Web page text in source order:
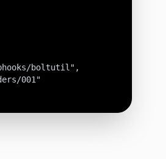
boltutil",
001"